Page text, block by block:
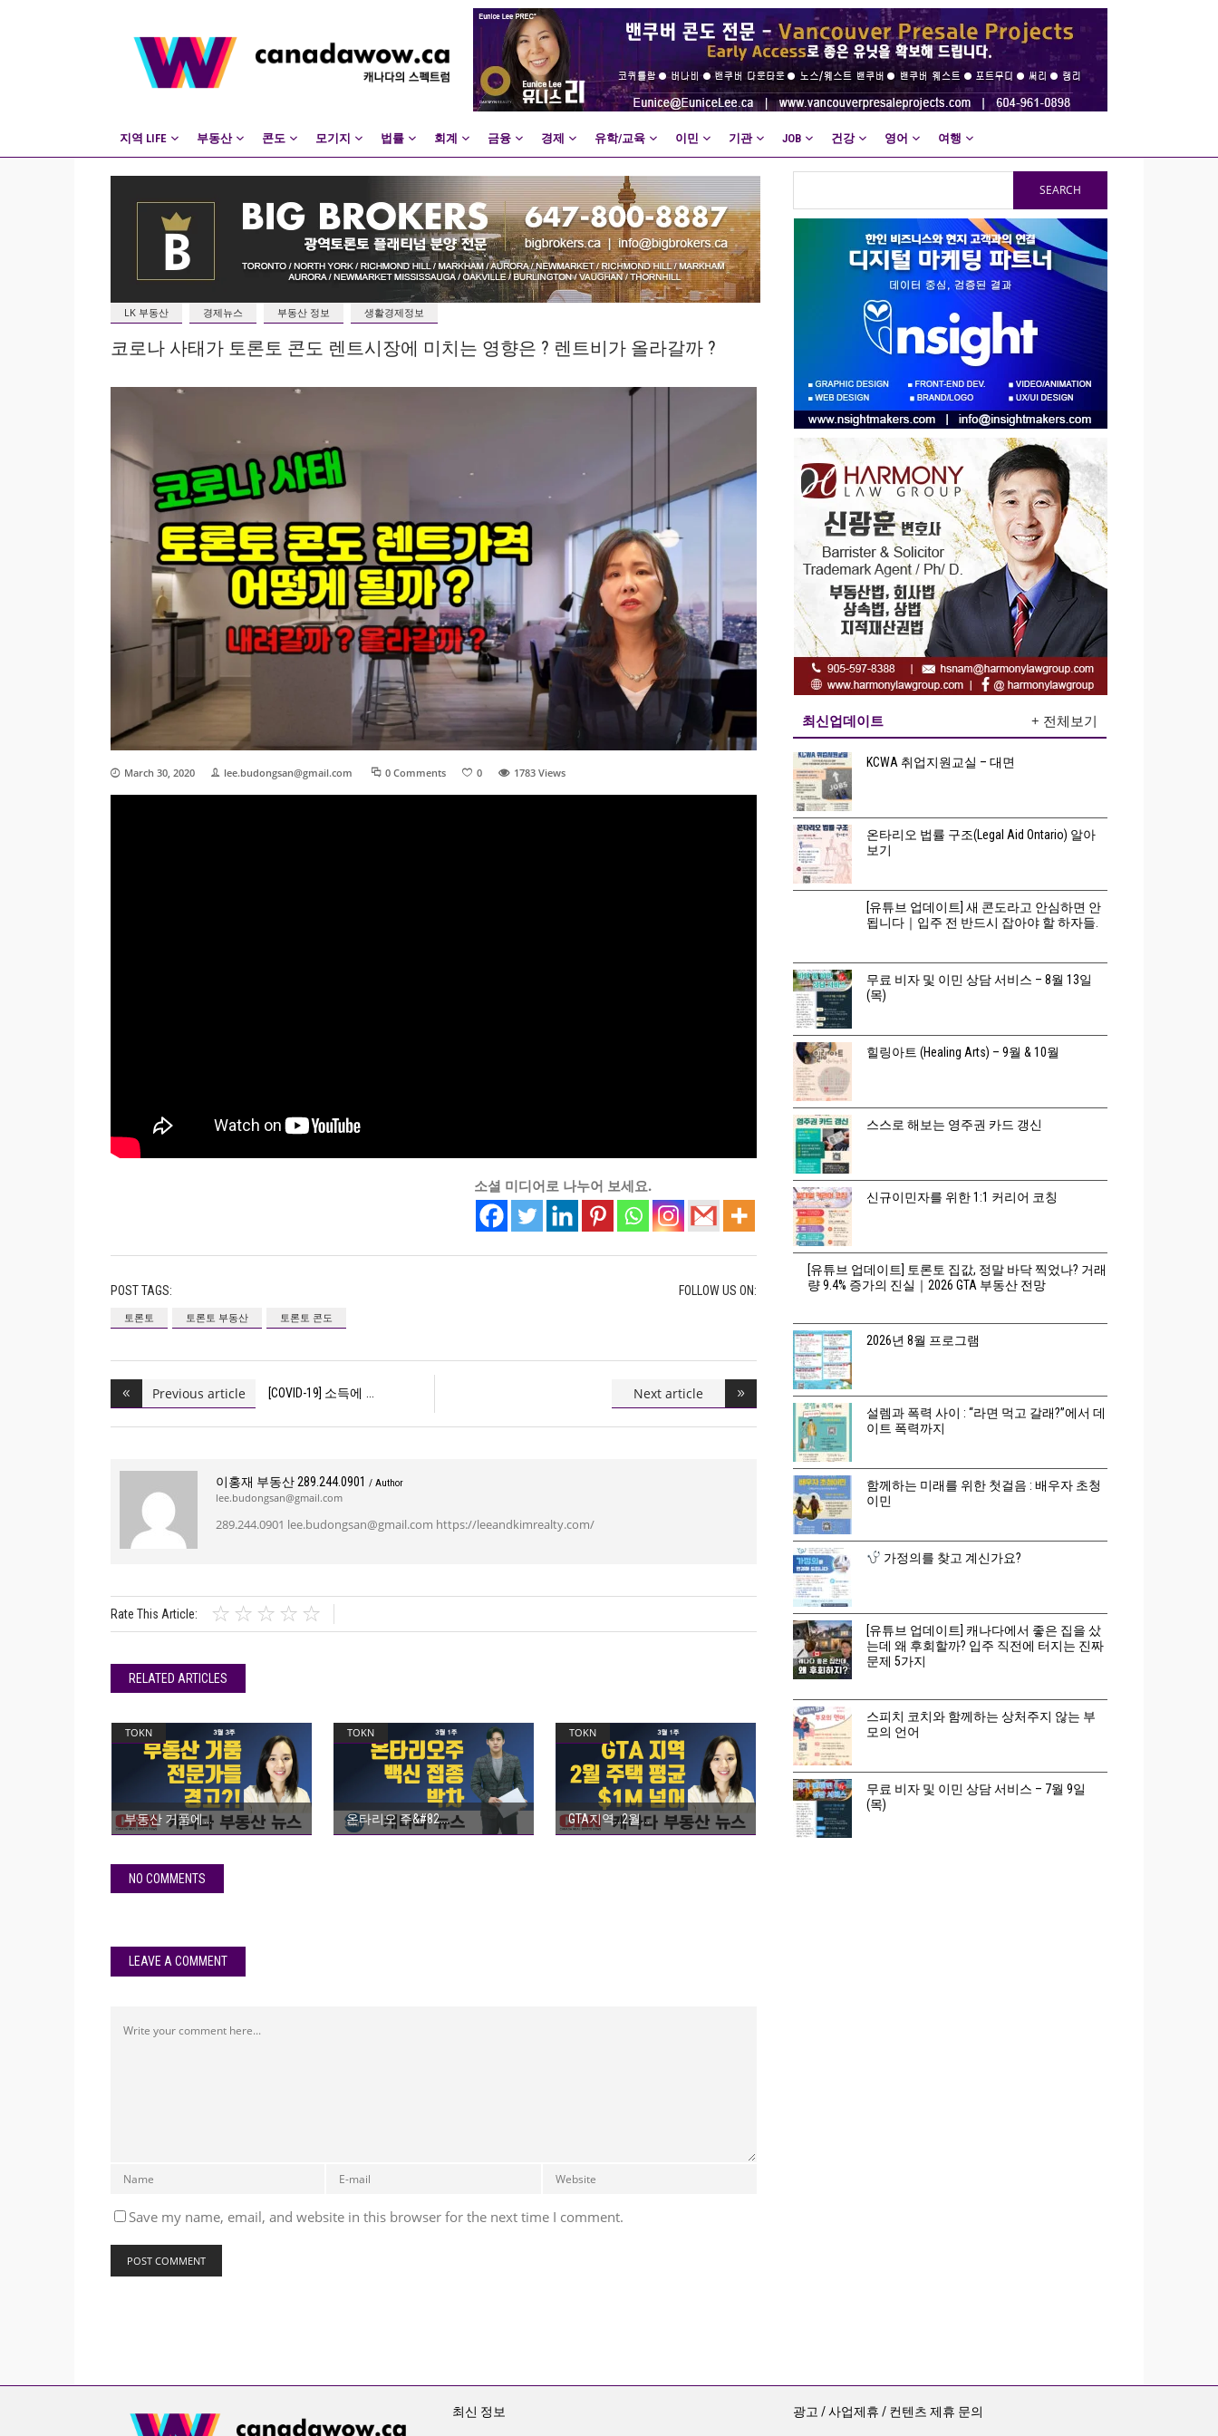
지역 LIFE 부동산 콘도 모기지 법률 회계 금융 경제 유학/교육 이민 기관 JOB 건강 영어 여행
LK 부동산 경제뉴스 부동산 정보 생활경제정보
코로나 사태가 토론토 콘도 렌트시장에 미치는 영향은 ? 렌트비가 올라갈까 ?
March 30, 2020 lee.budongsan@gmail.com 0 Comments 0 1783 Views
소셜 미디어로 나누어 보세요.
POST TAGS:
토론토 토론토 부동산 토론토 콘도
FOLLOW US ON:
Previous article [COVID-19] 소득에 Next article
이홍재 부동산 289.244.0901 / Author
lee.budongsan@gmail.com
289.244.0901 lee.budongsan@gmail.com https://leeandkimrealty.com/
Rate This Article:
RELATED ARTICLES
TOKN
부동산 거품에
TOKN
온타리오 주&#82
TOKN
GTA지역…2월
NO COMMENTS
LEAVE A COMMENT
Save my name, email, and website in this browser for the next time I comment.
최신업데이트 + 전체보기
KCWA 취업지원교실 – 대면
온타리오 법률 구조(Legal Aid Ontario) 알아
보기
[유튜브 업데이트] 새 콘도라고 안심하면 안
됩니다｜입주 전 반드시 잡아야 할 하자들.
무료 비자 및 이민 상담 서비스 – 8월 13일
(목)
힐링아트 (Healing Arts) – 9월 & 10월
스스로 해보는 영주권 카드 갱신
신규이민자를 위한 1:1 커리어 코칭
[유튜브 업데이트] 토론토 집값, 정말 바닥 찍었나? 거래
량 9.4% 증가의 진실｜2026 GTA 부동산 전망
2026년 8월 프로그램
설렘과 폭력 사이 : “라면 먹고 갈래?”에서 데
이트 폭력까지
함께하는 미래를 위한 첫걸음 : 배우자 초청
이민
가정의를 찾고 계신가요?
[유튜브 업데이트] 캐나다에서 좋은 집을 샀
는데 왜 후회할까? 입주 직전에 터지는 진짜
문제 5가지
스피치 코치와 함께하는 상처주지 않는 부
모의 언어
무료 비자 및 이민 상담 서비스 – 7월 9일
(목)
최신 정보 광고 / 사업제휴 / 컨텐츠 제휴 문의